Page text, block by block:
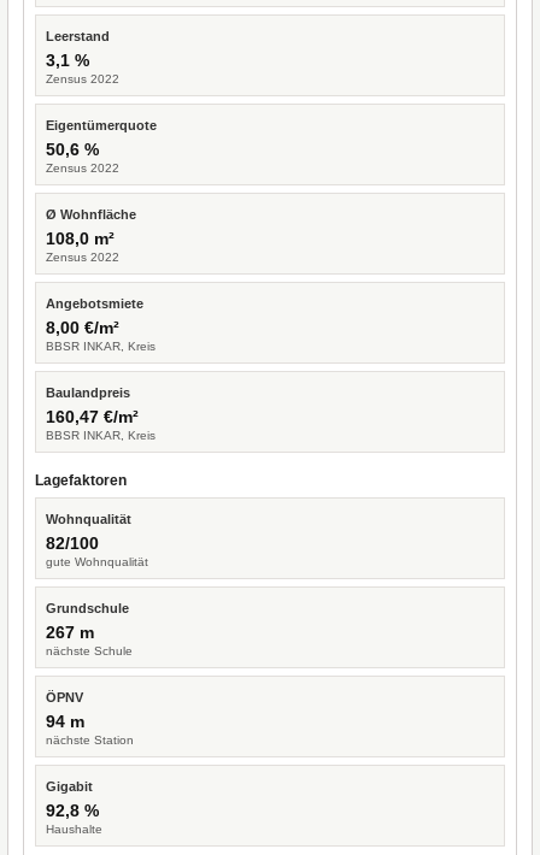
Leerstand
3,1 %
Zensus 2022
Eigentümerquote
50,6 %
Zensus 2022
Ø Wohnfläche
108,0 m²
Zensus 2022
Angebotsmiete
8,00 €/m²
BBSR INKAR, Kreis
Baulandpreis
160,47 €/m²
BBSR INKAR, Kreis
Lagefaktoren
Wohnqualität
82/100
gute Wohnqualität
Grundschule
267 m
nächste Schule
ÖPNV
94 m
nächste Station
Gigabit
92,8 %
Haushalte